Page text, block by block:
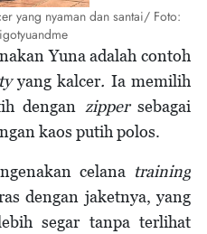
yang nyaman dan santai/ Foto:
Yuna adalah contoh
yang kalcer. Ia memilih
dengan zippersebagai
kaos putih polos.
celana training
dengan jaketnya, yang
segar tanpa terlihat